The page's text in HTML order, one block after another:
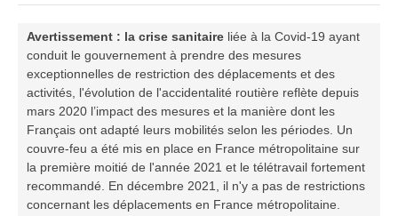
Avertissement : la crise sanitaire liée à la Covid-19 ayant
conduit le gouvernement à prendre des mesures
exceptionnelles de restriction des déplacements et des
activités, l'évolution de l'accidentalité routière reflète depuis
mars 2020 l’impact des mesures et la manière dont les
Français ont adapté leurs mobilités selon les périodes. Un
couvre-feu a été mis en place en France métropolitaine sur
la première moitié de l'année 2021 et le télétravail fortement
recommandé. En décembre 2021, il n'y a pas de restrictions
concernant les déplacements en France métropolitaine.